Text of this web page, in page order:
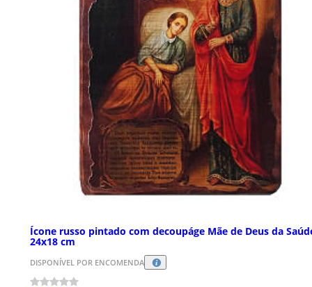
Ícone russo pintado com decoupáge Mãe de Deus da
24x18 cm
DISPONÍVEL POR ENCOMENDA